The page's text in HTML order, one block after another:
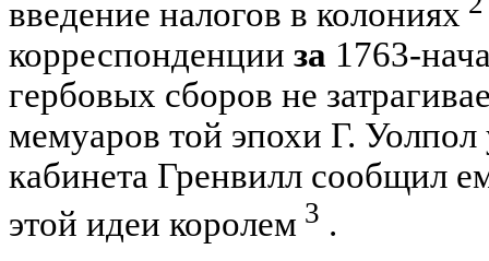
введение налогов в колониях
корреспонденции за 1763-
гербовых сборов не
мемуаров той эпохи Г. Уолпол
кабинета Гренвилл сообщил
этой идеи королем 3 .